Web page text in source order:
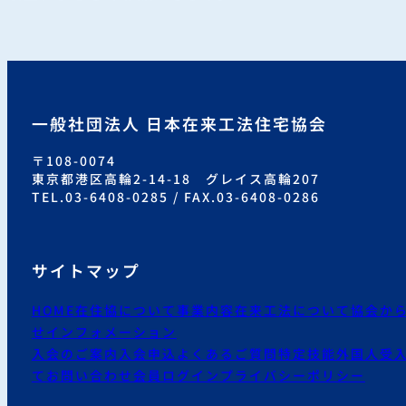
一般社団法人 日本在来工法住宅協会
〒108-0074
東京都港区高輪2-14-18 グレイス高輪207
TEL.03-6408-0285 / FAX.03-6408-0286
サイトマップ
HOME在住協について事業内容在来工法について協会か
せ インフォメーション
入会のご案内 入会申込 よくあるご質問特定技能外国人受
て お問い合わせ会員ログイン プライバシーポリシー